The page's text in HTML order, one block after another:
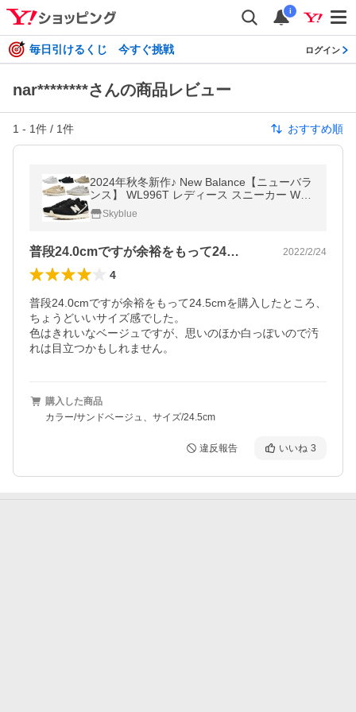
i
毎日引けるくじ 今すぐ挑戦 ログイン
nar********さんの商品レビュー
1 - 1件 / 1件 おすすめ順
2024年秋冬新作♪ New Balance【ニューバラ
ンス】 WL996T レディース スニーカー WL9
96TAA WL996TAB WL996TAC WL996TBA
WL996TBB WL996TBD
Skyblue
普段24.0cmですが余裕をもって24… 2022/2/24
4
普段24.0cmですが余裕をもって24.5cmを購入したところ、
ちょうどいいサイズ感でした。
色はきれいなベージュですが、思いのほか白っぽいので汚
購入した商品
カラー/サンドベージュ、サイズ/24.5cm
違反報告 いいね 3